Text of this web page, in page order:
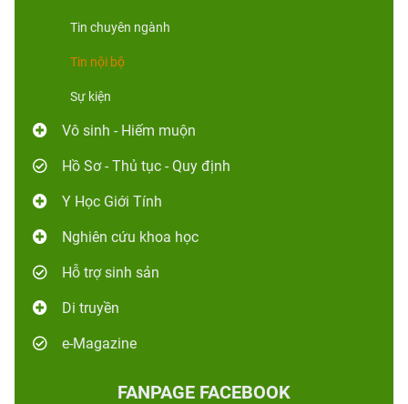
Tin chuyên ngành
Tin nội bộ
Sự kiện
Vô sinh - Hiếm muộn
Hồ Sơ - Thủ tục - Quy định
Y Học Giới Tính
Nghiên cứu khoa học
Hỗ trợ sinh sản
Di truyền
e-Magazine
FANPAGE FACEBOOK